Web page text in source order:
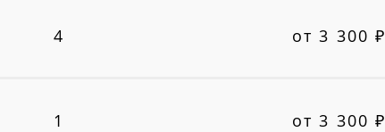
4 от 3 300 ₽
1 от 3 300 ₽